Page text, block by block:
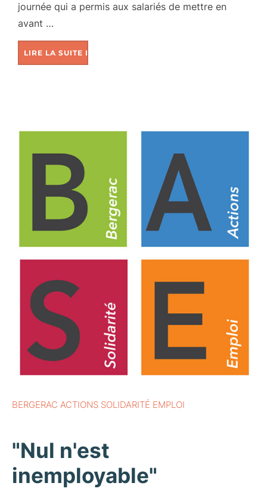
journée qui a permis aux salariés de mettre en
avant …
LIRE LA SUITE DE
BERGERAC ACTIONS SOLIDARITÉ EMPLOI
"Nul n'est
inemployable"